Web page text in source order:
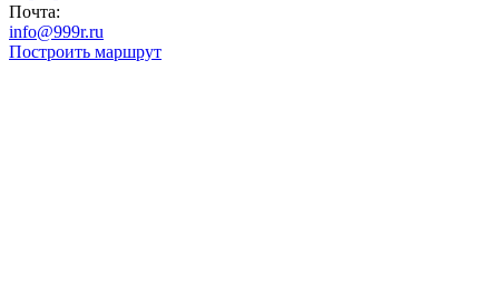
Почта:
info@999r.ru
Построить маршрут